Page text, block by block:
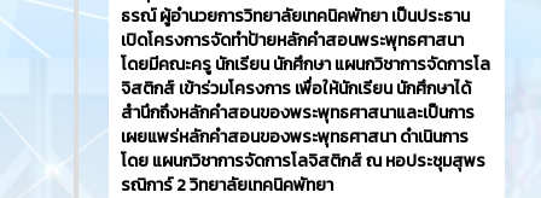
ธรณ์ ผู้อำนวยการวิทยาลัยเทคนิคพัทยา เป็นประธาน
เปิดโครงการจัดทำป้ายหลักคำสอนพระพุทธศาสนา
โดยมีคณะครู นักเรียน นักศึกษา แผนกวิชาการจัดการโล
จิสติกส์ เข้าร่วมโครงการ เพื่อให้นักเรียน นักศึกษาได้
สำนึกถึงหลักคำสอนของพระพุทธศาสนาและเป็นการ
เผยแพร่หลักคำสอนของพระพุทธศาสนา ดำเนินการ
โดย แผนกวิชาการจัดการโลจิสติกส์ ณ หอประชุมสุพร
รณิการ์ 2 วิทยาลัยเทคนิคพัทยา